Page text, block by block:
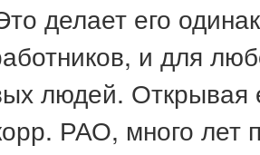
делает его
и для
людей.
РАО, много лет